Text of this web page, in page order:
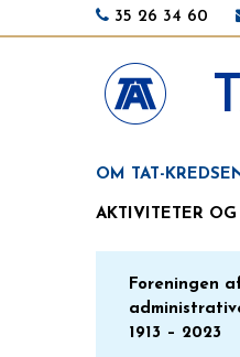
35 26 34 60
OM TAT-
AKTIVITETER
Foreningen
1913 – 2023